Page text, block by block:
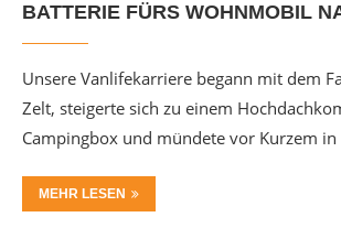
BATTERIE FÜRS WOHNMOBIL
Unsere Vanlifekarriere begann mit dem
Zelt, steigerte sich zu einem
Campingbox und mündete vor Kurzem
MEHR LESEN